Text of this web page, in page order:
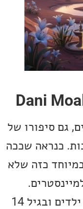
של
שככה
שלא
דני גדל למשפחה מרובת ילדים ובגיל 14